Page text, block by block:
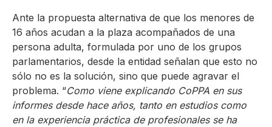
Ante la propuesta alternativa de que los menores de
16 años acudan a la plaza acompañados de una
persona adulta, formulada por uno de los grupos
parlamentarios, desde la entidad señalan que esto no
sólo no es la solución, sino que puede agravar el
problema. “Como viene explicando CoPPA en sus
informes desde hace años, tanto en estudios como
en la experiencia práctica de profesionales se ha